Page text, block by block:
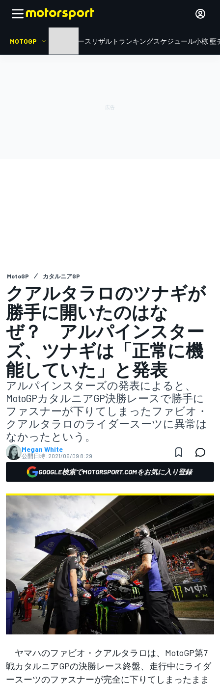
MOTOGP ニュース リザルト ランキングスケジュール小椋 藍
MotoGP カタルニアGP
クアルタラロのツナギが
勝手に開いたのはな
ぜ？ アルパインスター
ズ、ツナギは「正常に機
能していた」と発表
アルパインスターズの発表によると、
MotoGPカタルニアGP決勝レースで勝手に
ファスナーが下りてしまったファビオ・
クアルタラロのライダースーツに異常は
なかったという。
Megan White
公開日時: 2021/06/09 8:29
GOOGLE検索でMOTORSPORT.COMをお気に入り登録
ヤマハのファビオ・クアルタラロは、MotoGP第7
戦カタルニアGPの決勝レース終盤、走行中にライダ
ースーツのファスナーが完全に下りてしまったまま